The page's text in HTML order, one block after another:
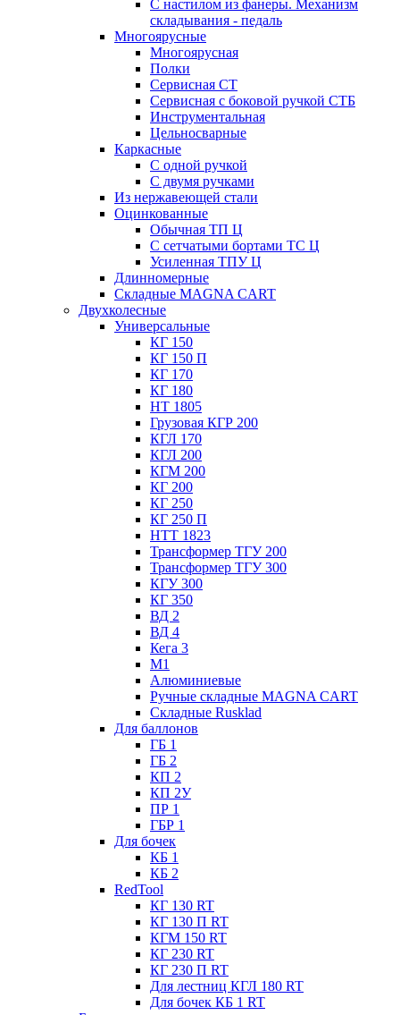
С настилом из фанеры. Механизм
складывания - педаль
Многоярусные
Многоярусная
Полки
Сервисная СТ
Сервисная с боковой ручкой СТБ
Инструментальная
Цельносварные
Каркасные
С одной ручкой
С двумя ручками
Из нержавеющей стали
Оцинкованные
Обычная ТП Ц
С сетчатыми бортами ТС Ц
Усиленная ТПУ Ц
Длинномерные
Складные MAGNA CART
Двухколесные
Универсальные
КГ 150
КГ 150 П
КГ 170
КГ 180
НТ 1805
Грузовая КГР 200
КГЛ 170
КГЛ 200
КГМ 200
КГ 200
КГ 250
КГ 250 П
НТТ 1823
Трансформер ТГУ 200
Трансформер ТГУ 300
КГУ 300
КГ 350
ВД 2
ВД 4
Кега 3
М1
Алюминиевые
Ручные складные MAGNA CART
Складные Rusklad
Для баллонов
ГБ 1
ГБ 2
КП 2
КП 2У
ПР 1
ГБР 1
Для бочек
КБ 1
КБ 2
RedTool
КГ 130 RT
КГ 130 П RT
КГМ 150 RT
КГ 230 RT
КГ 230 П RT
Для лестниц КГЛ 180 RT
Для бочек КБ 1 RT